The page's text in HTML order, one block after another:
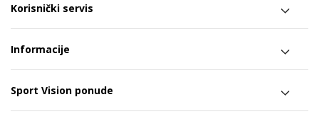
Korisnički servis
Informacije
Sport Vision ponude